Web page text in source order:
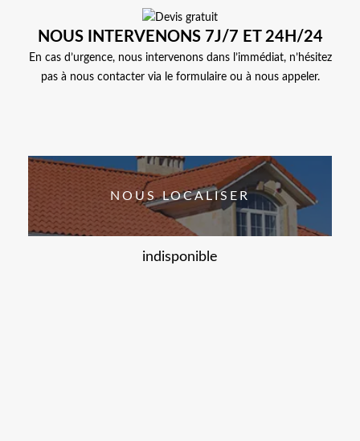
NOUS INTERVENONS 7J/7 ET 24H/24
En cas d’urgence, nous intervenons dans l’immédiat, n’hésitez
pas à nous contacter via le formulaire ou à nous appeler.
NOUS LOCALISER
indisponible